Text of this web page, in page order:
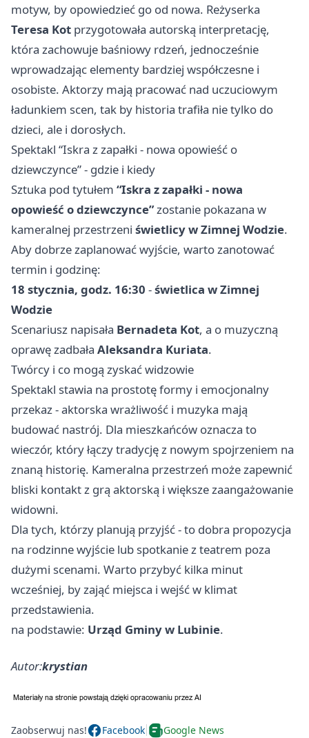
motyw, by opowiedzieć go od nowa. Reżyserka
Teresa Kot przygotowała autorską interpretację,
która zachowuje baśniowy rdzeń, jednocześnie
wprowadzając elementy bardziej współczesne i
osobiste. Aktorzy mają pracować nad uczuciowym
ładunkiem scen, tak by historia trafiła nie tylko do
dzieci, ale i dorosłych.
Spektakl “Iskra z zapałki - nowa opowieść o
dziewczynce” - gdzie i kiedy
Sztuka pod tytułem “Iskra z zapałki - nowa
opowieść o dziewczynce”zostanie pokazana w
kameralnej przestrzeni świetlicy w Zimnej Wodzie.
Aby dobrze zaplanować wyjście, warto zanotować
termin i godzinę:
18 stycznia, godz. 16:30 -świetlica w Zimnej
Wodzie
Scenariusz napisała Bernadeta Kot, a o muzyczną
oprawę zadbała Aleksandra Kuriata.
Twórcy i co mogą zyskać widzowie
Spektakl stawia na prostotę formy i emocjonalny
przekaz - aktorska wrażliwość i muzyka mają
budować nastrój. Dla mieszkańców oznacza to
wieczór, który łączy tradycję z nowym spojrzeniem na
znaną historię. Kameralna przestrzeń może zapewnić
bliski kontakt z grą aktorską i większe zaangażowanie
widowni.
Dla tych, którzy planują przyjść - to dobra propozycja
na rodzinne wyjście lub spotkanie z teatrem poza
dużymi scenami. Warto przybyć kilka minut
wcześniej, by zająć miejsca i wejść w klimat
przedstawienia.
na podstawie: Urząd Gminy w Lubinie.
Autor:krystian
Zaobserwuj nas! Facebook Google News